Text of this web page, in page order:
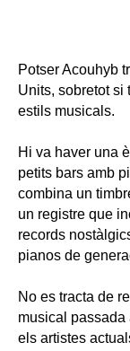
Potser Acouhyb
Units, sobretot si
estils musicals.
Hi va haver una
petits bars amb
combina un
un registre que
records
pianos de
No es tracta de
musical passada
els artistes